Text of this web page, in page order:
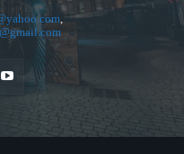
,